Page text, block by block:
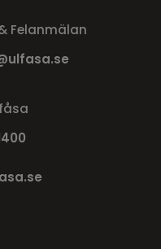
Felanmälan